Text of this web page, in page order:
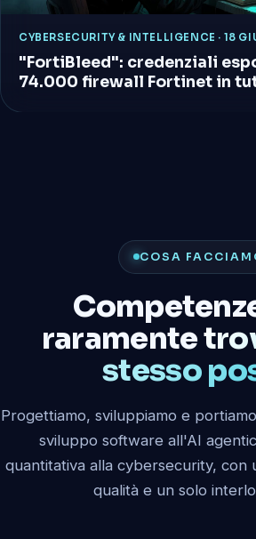
CYBERSECURITY & INTELLIGENCE · 18
"FortiBleed": credenziali
74.000 firewall Fortinet in
COSA
raramente
stesso
Progettiamo, sviluppiamo e
sviluppo software all'AI
quantitativa alla cybersecurity, con
qualità e un solo